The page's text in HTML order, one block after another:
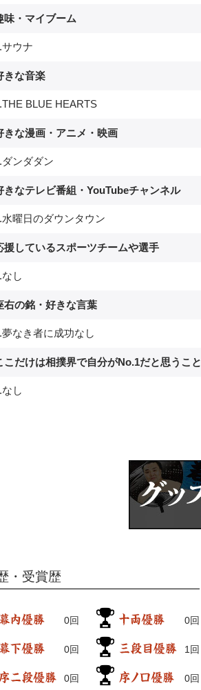
味・マイブーム
ウナ
きな音楽
BLUE HEARTS
きな漫画・アニメ・映画
ンダダン
きなテレビ番組・YouTubeチャンネル
曜日のダウンタウン
援しているスポーツチームや選手
し
右の銘・好きな言葉
なき者に成功なし
こだけは相撲界で自分がNo.1だと思うこと
し
・受賞歴
0回 0回
0回 1回
0回 0回